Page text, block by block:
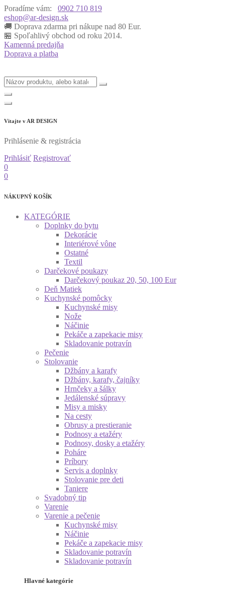
Poradíme vám:
0902 710 819
eshop@ar-design.sk
🚚 Doprava zdarma pri nákupe nad 80 Eur.
🏪 Spoľahlivý obchod od roku 2014.
Kamenná predajňa
Doprava a platba
Vitajte v AR DESIGN
Prihlásenie & registrácia
Prihlásiť Registrovať
0
0
NÁKUPNÝ KOŠÍK
KATEGÓRIE
Doplnky do bytu
Dekorácie
Interiérové vône
Ostatné
Textil
Darčekové poukazy
Darčekový poukaz 20, 50, 100 Eur
Deň Matiek
Kuchynské pomôcky
Kuchynské misy
Nože
Náčinie
Pekáče a zapekacie misy
Skladovanie potravín
Pečenie
Stolovanie
Džbány a karafy
Džbány, karafy, čajníky
Hrnčeky a šálky
Jedálenské súpravy
Misy a misky
Na cesty
Obrusy a prestieranie
Podnosy a etažéry
Podnosy, dosky a etažéry
Poháre
Príbory
Servis a doplnky
Stolovanie pre deti
Taniere
Svadobný tip
Varenie
Varenie a pečenie
Kuchynské misy
Náčinie
Pekáče a zapekacie misy
Skladovanie potravín
Skladovanie potravín
Hlavné kategórie